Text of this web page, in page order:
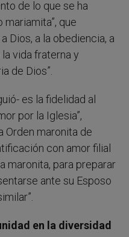
de lo que se ha
mariamita”, que
Dios, a la obediencia, a
la vida fraterna y
de Dios”.
es la fidelidad al
por la Iglesia”,
Orden maronita de
con amor filial
maronita, para preparar
ante su Esposo
en la diversidad